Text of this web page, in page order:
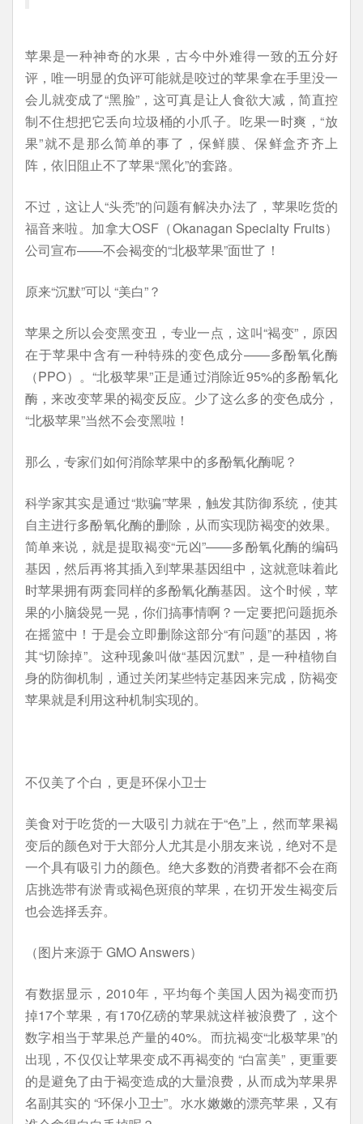
苹果是一种神奇的水果，古今中外难得一致的五分好
评，唯一明显的负评可能就是咬过的苹果拿在手里没一
会儿就变成了“黑脸”，这可真是让人食欲大减，简直控
制不住想把它丢向垃圾桶的小爪子。吃果一时爽，“放
果”就不是那么简单的事了，保鲜膜、保鲜盒齐齐上
阵，依旧阻止不了苹果“黑化”的套路。
不过，这让人“头秃”的问题有解决办法了，苹果吃货的
福音来啦。加拿大OSF（Okanagan Specialty Fruits）
公司宣布——不会褐变的“北极苹果”面世了！
原来“沉默”可以 “美白”？
苹果之所以会变黑变丑，专业一点，这叫“褐变”，原因
在于苹果中含有一种特殊的变色成分——多酚氧化酶
（PPO）。“北极苹果”正是通过消除近95%的多酚氧化
酶，来改变苹果的褐变反应。少了这么多的变色成分，
“北极苹果”当然不会变黑啦！
那么，专家们如何消除苹果中的多酚氧化酶呢？
科学家其实是通过“欺骗”苹果，触发其防御系统，使其
自主进行多酚氧化酶的删除，从而实现防褐变的效果。
简单来说，就是提取褐变“元凶”——多酚氧化酶的编码
基因，然后再将其插入到苹果基因组中，这就意味着此
时苹果拥有两套同样的多酚氧化酶基因。这个时候，苹
果的小脑袋晃一晃，你们搞事情啊？一定要把问题扼杀
在摇篮中！于是会立即删除这部分“有问题”的基因，将
其“切除掉”。这种现象叫做“基因沉默”，是一种植物自
身的防御机制，通过关闭某些特定基因来完成，防褐变
苹果就是利用这种机制实现的。
不仅美了个白，更是环保小卫士
美食对于吃货的一大吸引力就在于“色”上，然而苹果褐
变后的颜色对于大部分人尤其是小朋友来说，绝对不是
一个具有吸引力的颜色。绝大多数的消费者都不会在商
店挑选带有淤青或褐色斑痕的苹果，在切开发生褐变后
也会选择丢弃。
（图片来源于 GMO Answers）
有数据显示，2010年，平均每个美国人因为褐变而扔
掉17个苹果，有170亿磅的苹果就这样被浪费了，这个
数字相当于苹果总产量的40%。而抗褐变“北极苹果”的
出现，不仅仅让苹果变成不再褐变的 “白富美”，更重要
的是避免了由于褐变造成的大量浪费，从而成为苹果界
名副其实的 “环保小卫士”。水水嫩嫩的漂亮苹果，又有